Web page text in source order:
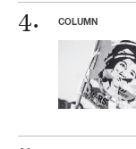
COLUMN